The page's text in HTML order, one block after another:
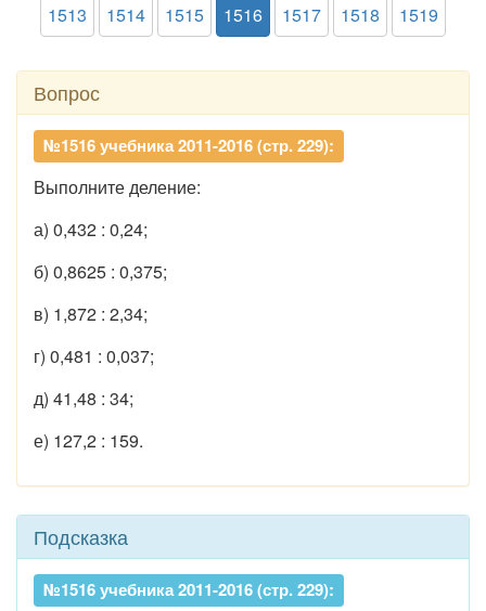
1513 1514 1515 1516 1517 1518 1519
Вопрос
№1516 учебника 2011-2016 (стр. 229):
Выполните деление:
а) 0,432 : 0,24;
б) 0,8625 : 0,375;
в) 1,872 : 2,34;
г) 0,481 : 0,037;
д) 41,48 : 34;
е) 127,2 : 159.
Подсказка
№1516 учебника 2011-2016 (стр. 229):